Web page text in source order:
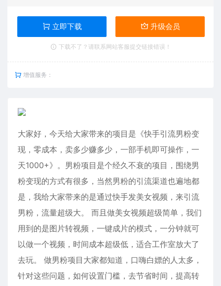
立即下载 升级会员
下载不了？请联系网站客服提交链接错误！
增值服务：
大家好，今天给大家带来的项目是《快手引流男粉变
现，零成本，卖多少赚多少，一部手机即可操作，一
天1000+》。男粉项目是个经久不衰的项目，围绕男
粉变现的方式有很多，当然男粉的引流渠道也遍地都
是，我给大家带来的是通过快手发美女视频，来引流
男粉，流量超级大。 而且做美女视频超级简单，我们
用到的是图片转视频，一键成片的模式，一分钟就可
以做一个视频，时间成本超级低，适合工作室放大了
去玩。 做男粉项目大家都知道，口嗨白嫖的人太多，
针对这些问题，如何设置门槛，去节省时间，提高转